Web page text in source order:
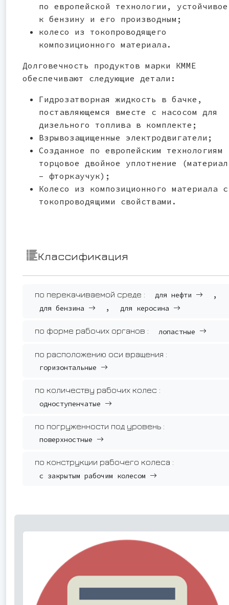
по европейской технологии, устойчивое
к бензину и его производным;
колесо из токопроводящего
композиционного материала.
Долговечность продуктов марки КММЕ
обеспечивают следующие детали:
Гидрозатворная жидкость в бачке,
поставляющемся вместе с насосом для
дизельного топлива в комплекте;
Взрывозащищенные электродвигатели;
Созданное по европейским технологиям
торцовое двойное уплотнение (материал
– фторкаучук);
Колесо из композиционного материала с
токопроводящими свойствами.
Классификация
по перекачиваемой среде : для нефти ,
для бензина , для керосина
по форме рабочих органов : лопастные
по расположению оси вращения :
горизонтальные
по количеству рабочих колес :
одноступенчатые
по погруженности под уровень :
поверхностные
по конструкции рабочего колеса :
с закрытым рабочим колесом